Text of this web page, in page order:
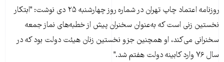
روزنامه اعتماد چاپ تهران در شماره روز چهارشنبه ۲۵ دی نوشت: "ابتکار
نخستين زنی است که به‌عنوان سخنران پيش از خطبه‌های نماز جمعه
سخنرانی می‌کند، او همچنين جزو نخستين زنان هيئت دولت بود که در
سال ۷۶ وارد کابينه دولت هفتم شد."